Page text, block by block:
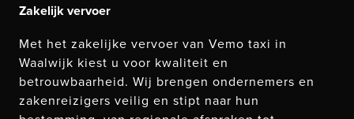
Zakelijk vervoer
Met het zakelijke vervoer van Vemo taxi in
Waalwijk kiest u voor kwaliteit en
betrouwbaarheid. Wij brengen ondernemers en
zakenreizigers veilig en stipt naar hun